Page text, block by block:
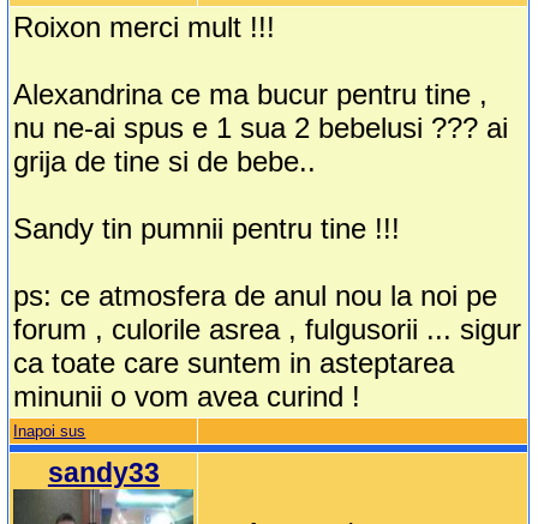
Roixon merci mult !!!
Alexandrina ce ma bucur pentru tine ,
nu ne-ai spus e 1 sua 2 bebelusi ??? ai
grija de tine si de bebe..
Sandy tin pumnii pentru tine !!!
ps: ce atmosfera de anul nou la noi pe
forum , culorile asrea , fulgusorii ... sigur
ca toate care suntem in asteptarea
minunii o vom avea curind !
Inapoi sus
sandy33